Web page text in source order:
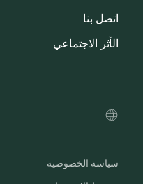
اتصل بنا
الأثر الاجتماعي
سياسة الخصوصية